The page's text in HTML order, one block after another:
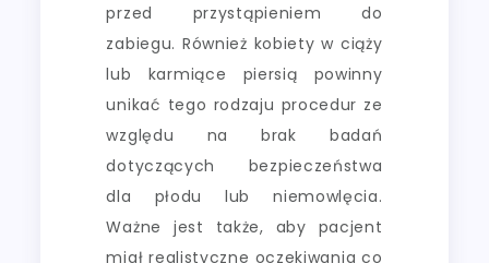
przed przystąpieniem do
zabiegu. Również kobiety w ciąży
lub karmiące piersią powinny
unikać tego rodzaju procedur ze
względu na brak badań
dotyczących bezpieczeństwa
dla płodu lub niemowlęcia.
Ważne jest także, aby pacjent
miał realistyczne oczekiwania co